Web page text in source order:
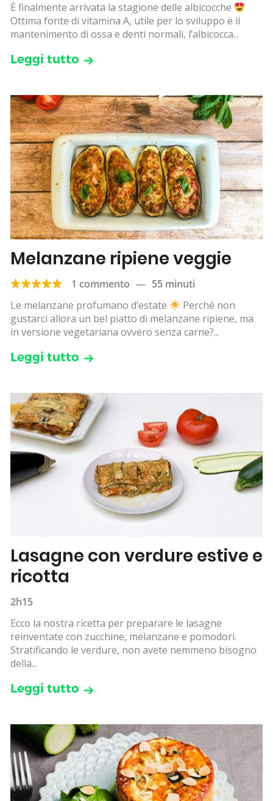
È finalmente arrivata la stagione delle albicocche
Ottima fonte di vitamina A, utile per lo sviluppo e il
mantenimento di ossa e denti normali, l’albicocca...
Leggi tutto
Melanzane ripiene veggie
1 commento — 55 minuti
Le melanzane profumano d’estate
Perché non
gustarci allora un bel piatto di melanzane ripiene, ma
in versione vegetariana ovvero senza carne?...
Leggi tutto
Lasagne con verdure estive e
ricotta
2h15
Ecco la nostra ricetta per preparare le lasagne
reinventate con zucchine, melanzane e pomodori.
Stratificando le verdure, non avete nemmeno bisogno
della...
Leggi tutto